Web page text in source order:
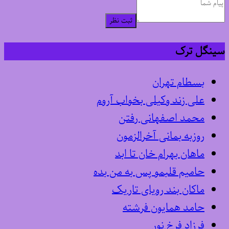
ثبت نظر
سینگل ترک
بسطام تهران
علی زند وکیلی بخواب آروم
محمد اصفهانی رفتن
روزبه بمانی آخرالزمون
ماهان بهرام خان تا ابد
حامیم قلبمو پس به من بده
ماکان بند رویای تاریک
حامد همایون فرشته